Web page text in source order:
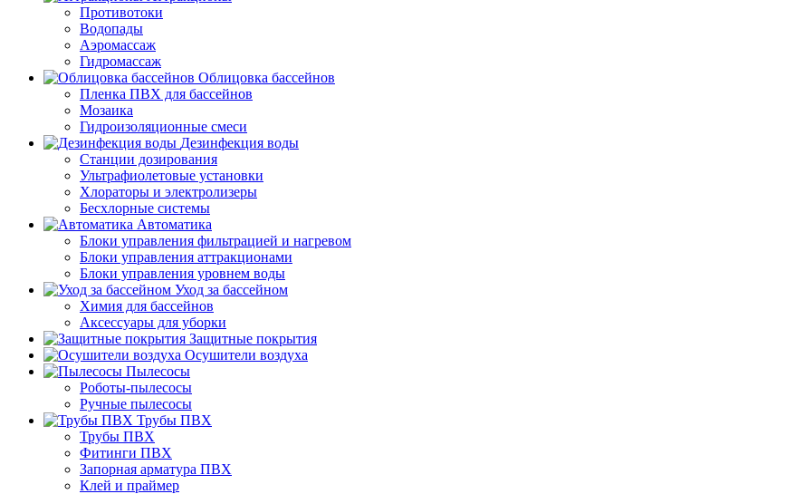
Противотоки
Водопады
Аэромассаж
Гидромассаж
Облицовка бассейнов
Пленка ПВХ для бассейнов
Мозаика
Гидроизоляционные смеси
Дезинфекция воды
Станции дозирования
Ультрафиолетовые установки
Хлораторы и электролизеры
Бесхлорные системы
Автоматика
Блоки управления фильтрацией и нагревом
Блоки управления аттракционами
Блоки управления уровнем воды
Уход за бассейном
Химия для бассейнов
Аксессуары для уборки
Защитные покрытия
Осушители воздуха
Пылесосы
Роботы-пылесосы
Ручные пылесосы
Трубы ПВХ
Трубы ПВХ
Фитинги ПВХ
Запорная арматура ПВХ
Клей и праймер